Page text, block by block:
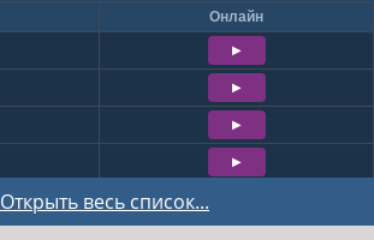
Открыть весь список...
Онлайн